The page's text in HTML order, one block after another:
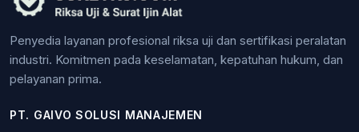
Penyedia layanan profesional riksa uji dan sertifikasi peralatan
industri. Komitmen pada keselamatan, kepatuhan hukum, dan
pelayanan prima.
PT. GAIVO SOLUSI MANAJEMEN